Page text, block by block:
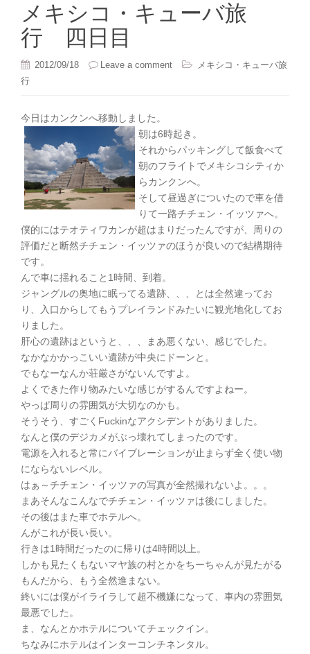
メキシコ・キューバ旅
行 四日目
2012/09/18 Leave a comment
メキシコ・キューバ旅
行
今日はカンクンへ移動しました。
朝は6時起き。
それからパッキングして飯食べて
朝のフライトでメキシコシティか
らカンクンへ。
そして昼過ぎについたので車を借
りて一路チチェン・イッツァへ。
僕的にはテオティワカンが超はまりだったんですが、周りの
評価だと断然チチェン・イッツァのほうが良いので結構期待
です。
んで車に揺れること1時間、到着。
ジャングルの奥地に眠ってる遺跡、、、とは全然違ってお
り、入口からしてもうプレイランドみたいに観光地化してお
りました。
肝心の遺跡はというと、、、まあ悪くない、感じでした。
なかなかかっこいい遺跡が中央にドーンと。
でもなーなんか荘厳さがないんですよ。
よくできた作り物みたいな感じがするんですよねー。
やっぱ周りの雰囲気が大切なのかも。
そうそう、すごくFuckinなアクシデントがありました。
なんと僕のデジカメがぶっ壊れてしまったのです。
電源を入れると常にバイブレーションが止まらず全く使い物
にならないレベル。
はぁ～チチェン・イッツァの写真が全然撮れないよ。。。
まあそんなこんなでチチェン・イッツァは後にしました。
その後はまた車でホテルへ。
んがこれが長い長い。
行きは1時間だったのに帰りは4時間以上。
しかも見たくもないマヤ族の村とかをちーちゃんが見たがる
もんだから、もう全然進まない。
終いには僕がイライラして超不機嫌になって、車内の雰囲気
最悪でした。
ま、なんとかホテルについてチェックイン。
ちなみにホテルはインターコンチネンタル。